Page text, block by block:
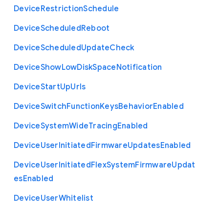
DeviceRestrictionSchedule
DeviceScheduledReboot
DeviceScheduledUpdateCheck
DeviceShowLowDiskSpaceNotification
DeviceStartUpUrls
DeviceSwitchFunctionKeysBehaviorEnabled
DeviceSystemWideTracingEnabled
DeviceUserInitiatedFirmwareUpdatesEnabled
DeviceUserInitiatedFlexSystemFirmwareUpdat
esEnabled
DeviceUserWhitelist